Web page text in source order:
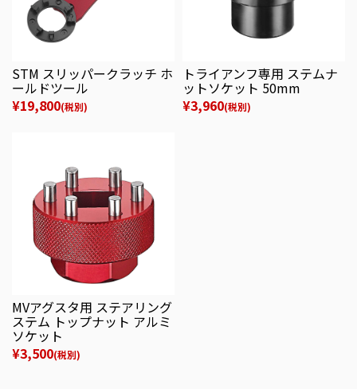
STM スリッパークラッチ ホ
ールドツール
¥19,800(税別)
トライアンフ専用 ステムナ
ットソケット 50mm
¥3,960(税別)
MVアグスタ用 ステアリング
ステム トップナット アルミ
ソケット
¥3,500(税別)